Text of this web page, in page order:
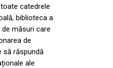
catedrele
biblioteca a
măsuri care
de
să răspundă
ale